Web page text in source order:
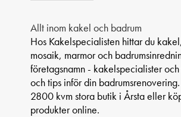
Allt inom kakel och badrum
Hos Kakelspecialisten hittar du
mosaik, marmor och
företagsnamn - kakelspecialister
och tips inför din
2800 kvm stora butik i Årsta eller
produkter online.